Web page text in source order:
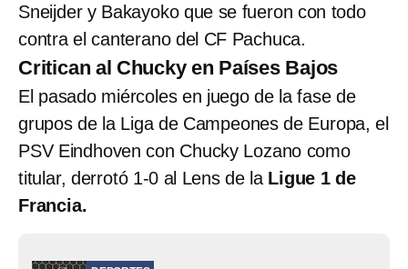
Sneijder y Bakayoko que se fueron con todo
contra el canterano del CF Pachuca.
Critican al Chucky en Países Bajos
El pasado miércoles en juego de la fase de
grupos de la Liga de Campeones de Europa, el
PSV Eindhoven con Chucky Lozano como
titular, derrotó 1-0 al Lens de la Ligue 1 de
Francia.